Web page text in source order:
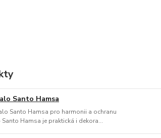
Santo Hamsa
Santo Hamsa pro harmonii a ochranu
Hamsa je praktická i dekora...